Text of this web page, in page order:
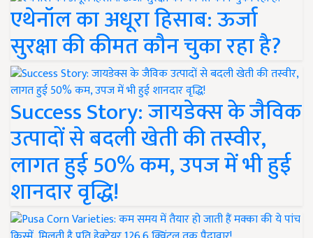
एथेनॉल का अधूरा हिसाब: ऊर्जा
सुरक्षा की कीमत कौन चुका रहा है?
Success Story: जायडेक्स के जैविक
उत्पादों से बदली खेती की तस्वीर,
लागत हुई 50% कम, उपज में भी हुई
शानदार वृद्धि!